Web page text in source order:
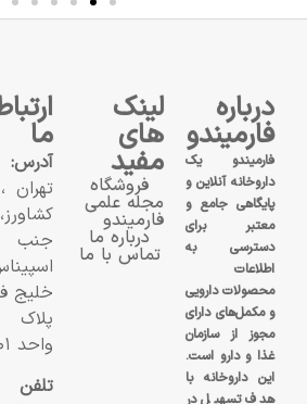
درباره
فارمیندو
فارمیندو یک
داروخانه آنلاین و
پایگاهی جامع و
معتبر برای
دسترسی به
اطلاعات
محصولات دارویی
و مکمل‌های دارای
مجوز از سازمان
غذا و دارو است.
این داروخانه با
هدف تسهیل در
لینک
های
مفید
فروشگاه
مجله علمی
فارمیندو
درباره ما
تماس با ما
ما
آدرس:
تهران،
کشاورز،
جنب
خلیج
واحد ۱۰۱